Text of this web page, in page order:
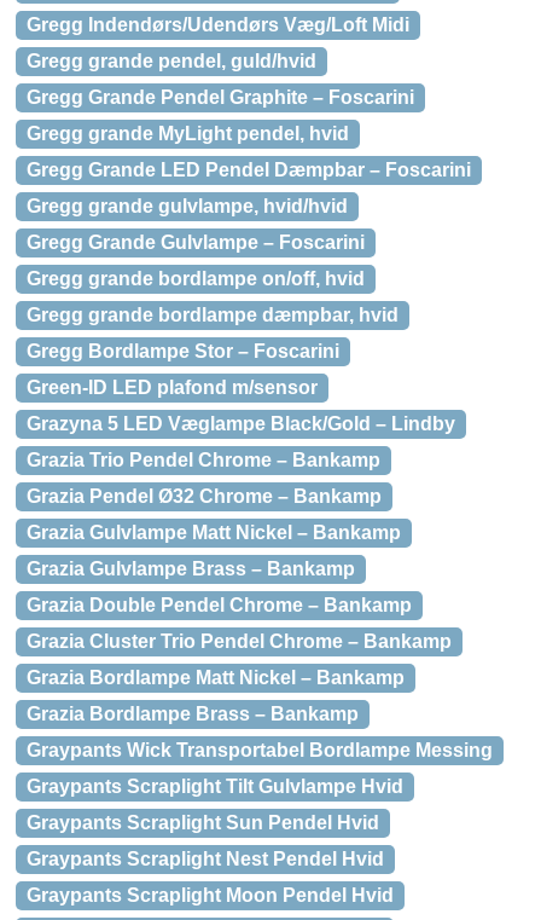
Gregg Indendørs/Udendørs Væg/Loft Midi
Gregg grande pendel, guld/hvid
Gregg Grande Pendel Graphite – Foscarini
Gregg grande MyLight pendel, hvid
Gregg Grande LED Pendel Dæmpbar – Foscarini
Gregg grande gulvlampe, hvid/hvid
Gregg Grande Gulvlampe – Foscarini
Gregg grande bordlampe on/off, hvid
Gregg grande bordlampe dæmpbar, hvid
Gregg Bordlampe Stor – Foscarini
Green-ID LED plafond m/sensor
Grazyna 5 LED Væglampe Black/Gold – Lindby
Grazia Trio Pendel Chrome – Bankamp
Grazia Pendel Ø32 Chrome – Bankamp
Grazia Gulvlampe Matt Nickel – Bankamp
Grazia Gulvlampe Brass – Bankamp
Grazia Double Pendel Chrome – Bankamp
Grazia Cluster Trio Pendel Chrome – Bankamp
Grazia Bordlampe Matt Nickel – Bankamp
Grazia Bordlampe Brass – Bankamp
Graypants Wick Transportabel Bordlampe Messing
Graypants Scraplight Tilt Gulvlampe Hvid
Graypants Scraplight Sun Pendel Hvid
Graypants Scraplight Nest Pendel Hvid
Graypants Scraplight Moon Pendel Hvid